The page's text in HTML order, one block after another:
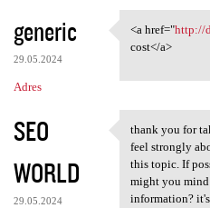
generic
29.05.2024
Adres
<a
<a href="http://
cost</a>
SEO
WORLD
29.05.2024
thank you
thank you for
feel strongly
this topic. If
might you
information?